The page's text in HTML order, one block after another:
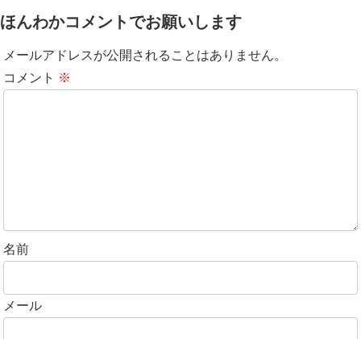
ほんわかコメントでお願いします
メールアドレスが公開されることはありません。
コメント ※
名前
メール